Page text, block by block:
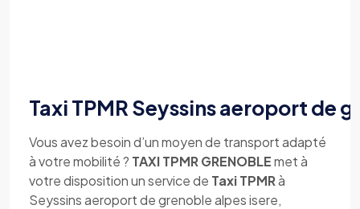
Taxi TPMR Seyssins aeroport de
Vous avez besoin d’un moyen de transport adapté
à votre mobilité ? TAXI TPMR GRENOBLEmet à
votre disposition un service de Taxi TPMRà
Seyssins aeroport de grenoble alpes isere,